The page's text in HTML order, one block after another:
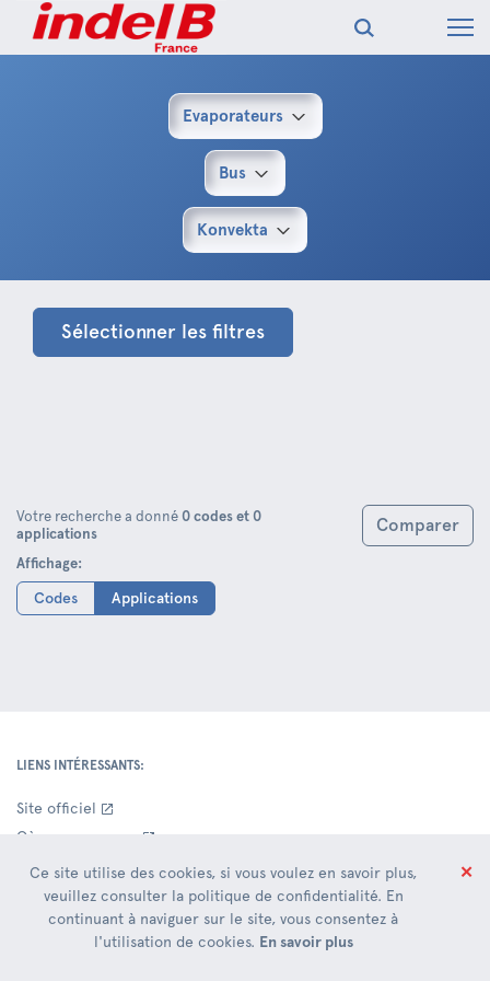
Evaporateurs
Bus
Konvekta
Sélectionner les filtres
Votre recherche a donné 0 codes et 0
applications
Comparer
Affichage:
Codes Applications
LIENS INTÉRESSANTS:
Site officiel
Où sommes-nous
Contacts Siège Social
Entrepôts
Nouveauté
✕
Ce site utilise des cookies, si vous voulez en savoir plus,
veuillez consulter la politique de confidentialité. En
continuant à naviguer sur le site, vous consentez à
l'utilisation de cookies. En savoir plus